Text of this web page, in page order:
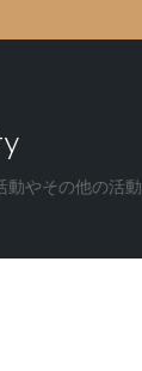
動やその他の活動